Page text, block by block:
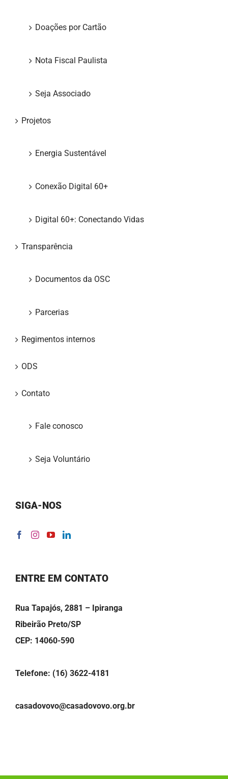
Doações por Cartão
Nota Fiscal Paulista
Seja Associado
Projetos
Energia Sustentável
Conexão Digital 60+
Digital 60+: Conectando Vidas
Transparência
Documentos da OSC
Parcerias
Regimentos internos
ODS
Contato
Fale conosco
Seja Voluntário
SIGA-NOS
ENTRE EM CONTATO
Rua Tapajós, 2881 – Ipiranga
Ribeirão Preto/SP
CEP: 14060-590
Telefone: (16) 3622-4181
casadovovo@casadovovo.org.br